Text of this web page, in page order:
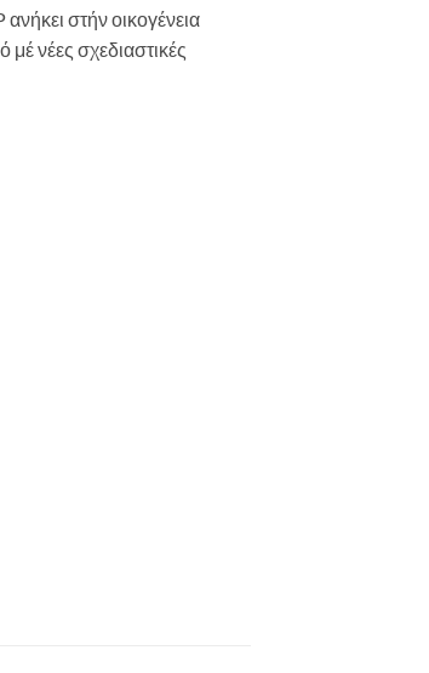
στήν οικογένεια
νέες σχεδιαστικές